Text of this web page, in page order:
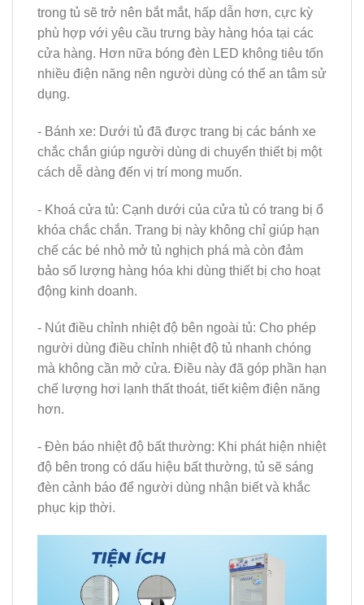
trong tủ sẽ trở nên bắt mắt, hấp dẫn hơn, cực kỳ
phù hợp với yêu cầu trưng bày hàng hóa tại các
cửa hàng. Hơn nữa bóng đèn LED không tiêu tốn
nhiều điện năng nên người dùng có thể an tâm sử
dụng.
- Bánh xe: Dưới tủ đã được trang bị các bánh xe
chắc chắn giúp người dùng di chuyển thiết bị một
cách dễ dàng đến vị trí mong muốn.
- Khoá cửa tủ: Cạnh dưới của cửa tủ có trang bị ổ
khóa chắc chắn. Trang bị này không chỉ giúp hạn
chế các bé nhỏ mở tủ nghịch phá mà còn đảm
bảo số lượng hàng hóa khi dùng thiết bị cho hoạt
động kinh doanh.
- Nút điều chỉnh nhiệt độ bên ngoài tủ: Cho phép
người dùng điều chỉnh nhiệt độ tủ nhanh chóng
mà không cần mở cửa. Điều này đã góp phần hạn
chế lượng hơi lạnh thất thoát, tiết kiệm điện năng
hơn.
- Đèn báo nhiệt độ bất thường: Khi phát hiện nhiệt
độ bên trong có dấu hiệu bất thường, tủ sẽ sáng
đèn cảnh báo để người dùng nhận biết và khắc
phục kịp thời.